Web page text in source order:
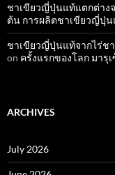
ชาเขียวญี่ปุ่นแท้แตกต่าง
ต้น การผลิตชาเขียวญี่ปุ่น
ชาเขียวญี่ปุ่นแท้จากไร่ช
on ครั้งแรกของโลก มา
ARCHIVES
July 2026